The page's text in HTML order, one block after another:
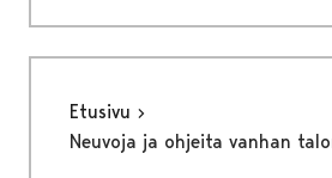
Etusivu
Neuvoja ja ohjeita vanhan